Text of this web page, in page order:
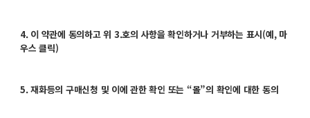
4. 이 약관에 동의하고 위 3.호의 사항을 확인하거나 거부하는 표시(예, 마
우스 클릭)
5. 재화등의 구매신청 및 이에 관한 확인 또는 “몰”의 확인에 대한 동의